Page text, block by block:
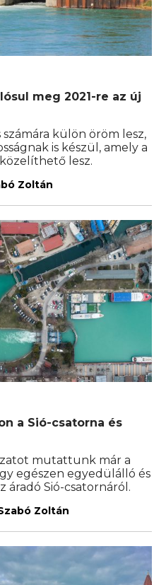
meg 2021-re az új
külön öröm lesz,
is készül, amely a
lesz.
Zoltán
a Sió-csatorna és
mutattunk már a
egészen egyedülálló és
áradó Sió-csatornáról.
Zoltán